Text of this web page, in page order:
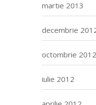
martie 2013
decembrie
octombrie 2012
iulie 2012